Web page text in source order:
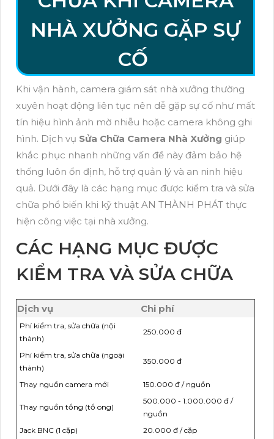
NHÀ XƯỞNG GẶP SỰ
CỐ
Khi vận hành, camera giám sát nhà xưởng thường
xuyên hoạt động liên tục nên dễ gặp sự cố như mất
tín hiệu hình ảnh mờ nhiễu hoặc camera không ghi
hình. Dịch vụ Sửa Chữa Camera Nhà Xưởng giúp
khắc phục nhanh những vấn đề này đảm bảo hệ
thống luôn ổn định, hỗ trợ quản lý và an ninh hiệu
quả. Dưới đây là các hạng mục được kiểm tra và sửa
chữa phổ biến khi kỹ thuật AN THÀNH PHÁT thực
hiện công việc tại nhà xưởng.
CÁC HẠNG MỤC ĐƯỢC
KIỂM TRA VÀ SỬA CHỮA
Dịch vụ Chi phí
Phí kiểm tra, sửa chữa (nội
thành)
250.000 đ
Phí kiểm tra, sửa chữa (ngoại
thành)
350.000 đ
Thay nguồn camera mới 150.000 đ / nguồn
Thay nguồn tổng (tổ ong)
500.000 - 1.000.000 đ /
nguồn
Jack BNC (1 cặp)
20.000 đ / cặp